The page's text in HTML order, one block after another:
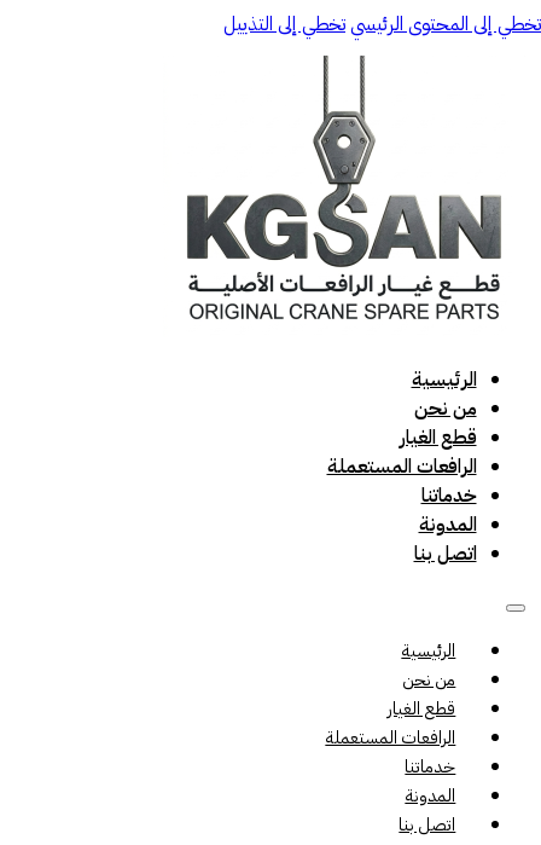
تخطي إلى المحتوى الرئيسيتخطي إلى التذييل
الرئيسية
من نحن
قطع الغيار
الرافعات المستعملة
خدماتنا
المدونة
اتصل بنا
الرئيسية
من نحن
قطع الغيار
الرافعات المستعملة
خدماتنا
المدونة
اتصل بنا